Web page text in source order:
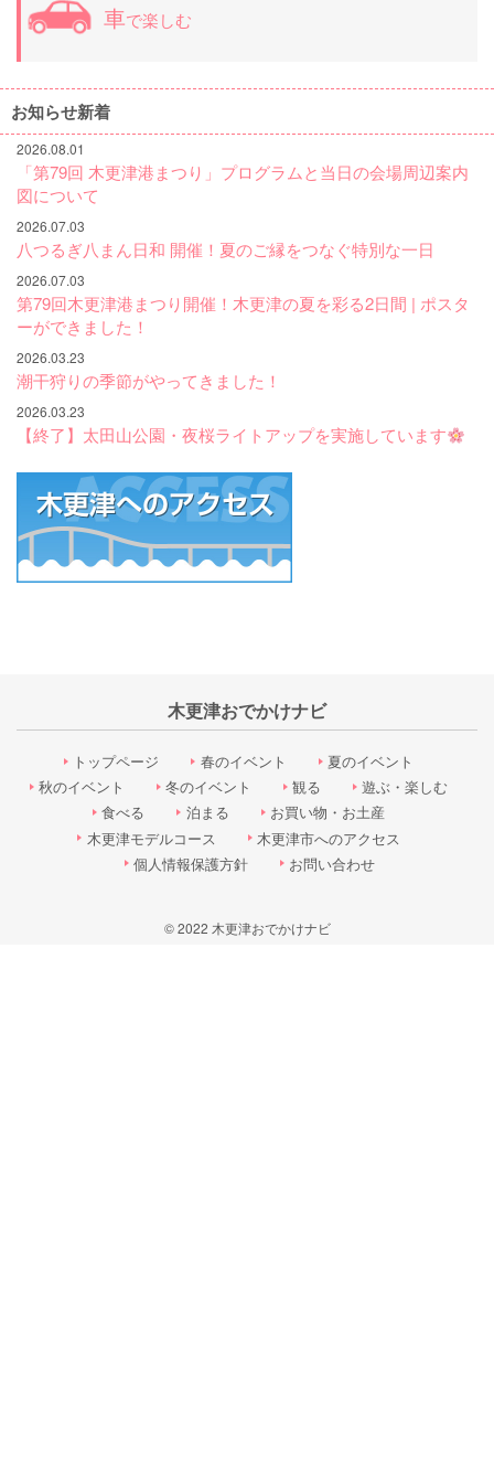
車で楽しむ
お知らせ新着
「第79回 木更津港まつり」プログラムと当日の会場周辺案内
図について
2026.08.01
八つるぎ八まん日和 開催！夏のご縁をつなぐ特別な一日
2026.07.03
第79回木更津港まつり開催！木更津の夏を彩る2日間 | ポスタ
ーができました！
2026.07.03
潮干狩りの季節がやってきました！
2026.03.23
【終了】太田山公園・夜桜ライトアップを実施しています
2026.03.23
木更津おでかけナビ
トップページ 春のイベント
夏のイベント
秋のイベント
冬のイベント 観る
遊ぶ・楽しむ
食べる
泊まる
お買い物・お土産
木更津モデルコース
木更津市へのアクセス
個人情報保護方針
お問い合わせ
© 2022 木更津おでかけナビ